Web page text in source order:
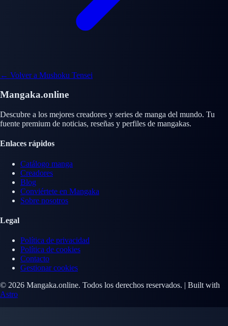
← Volver a Mushoku Tensei
Mangaka.online
Descubre a los mejores creadores y series de manga del mundo. Tu
fuente premium de noticias, reseñas y perfiles de mangakas.
Enlaces rápidos
Catálogo manga
Creadores
Blog
Conviértete en Mangaka
Sobre nosotros
Legal
Política de privacidad
Política de cookies
Contacto
Gestionar cookies
© 2026 Mangaka.online. Todos los derechos reservados. | Built with
Astro